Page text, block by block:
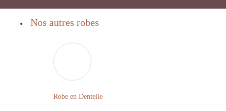
Nos autres robes
Robe en Dentelle